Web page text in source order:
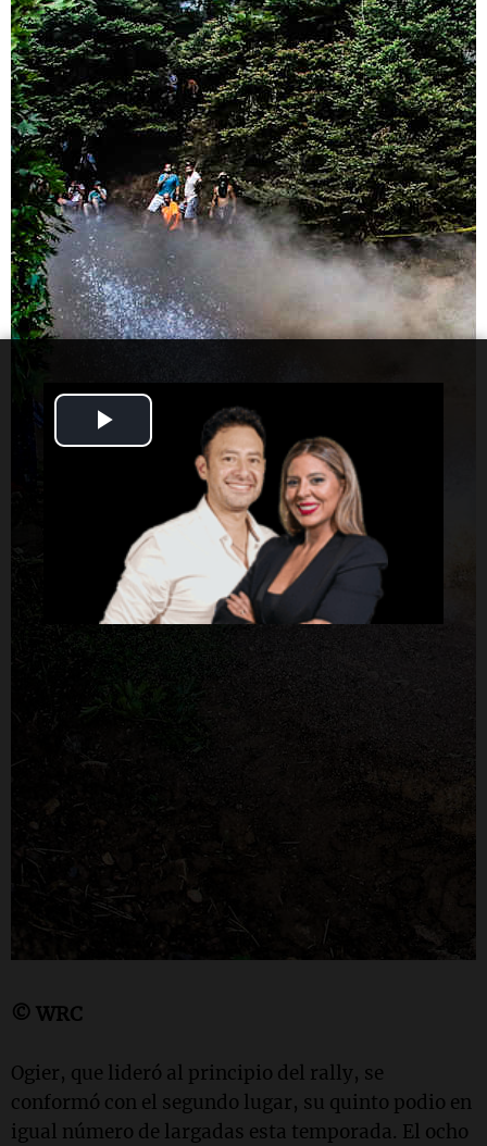
Video
© WRC
Ogier, que lideró al principio del rally, se
conformó con el segundo lugar, su quinto podio en
igual número de largadas esta temporada. El ocho